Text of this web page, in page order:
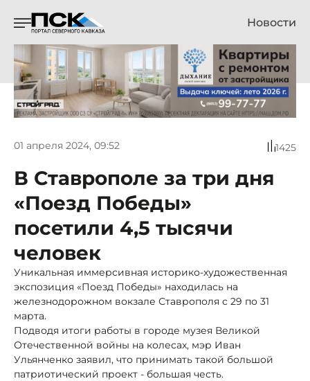
Новости
01 апреля 2024, 09:52 1425
В Ставрополе за три дня
«Поезд Победы»
посетили 4,5 тысячи
человек
Уникальная иммерсивная историко-художественная
экспозиция «Поезд Победы» находилась на
железнодорожном вокзале Ставрополя с 29 по 31
марта.
Подводя итоги работы в городе музея Великой
Отечественной войны на колесах, мэр Иван
Ульянченко заявил, что принимать такой большой
патриотический проект - большая честь.